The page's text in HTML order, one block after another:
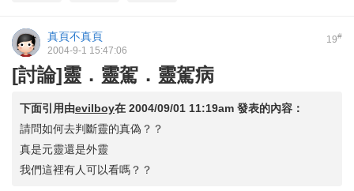
19#
真頁不真頁
2004-9-1 15:47:06
[討論]靈．靈駕．靈駕病
下面引用由evilboy在 2004/09/01 11:19am 發表的內容：
請問如何去判斷靈的真偽？？
真是元靈還是外靈
我們這裡有人可以看嗎？？